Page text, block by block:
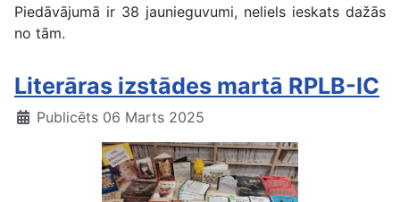
Piedāvājumā ir 38 jaunieguvumi, neliels ieskats dažās
no tām.
Literāras izstādes martā RPLB-IC
Publicēts 06 Marts 2025